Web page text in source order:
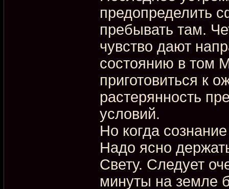
предопределить
пребывать там.
чувство дают
состоянию в том
приготовиться к
растерянность
условий.
Но когда
Надо ясно
Свету. Следует
минуты на земле